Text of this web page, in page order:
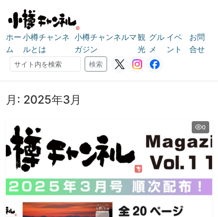
ホー
ム
小樽チャンネ
ルとは
小樽チャンネルマ
ガジン
観
光
グル
メ
イベ
ント
お問
合せ
検索
検索
月: 2025年3月
0